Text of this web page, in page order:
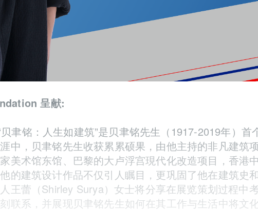
呈献:
聿铭：人生如建筑”是贝聿铭先生（1917-2019年）首
中，贝聿铭先生收获累累硕果，由他主持的非凡建筑
美术馆东馆、巴黎的大卢浮宫現代化改造项目，香港
的建筑设计作品不仅引人瞩目，更巩固了他在建筑史
王蕾（Shirley Surya）女士将分享在展览策划过程中
联系，并展现贝聿铭先生如何在其工作与生活中将文